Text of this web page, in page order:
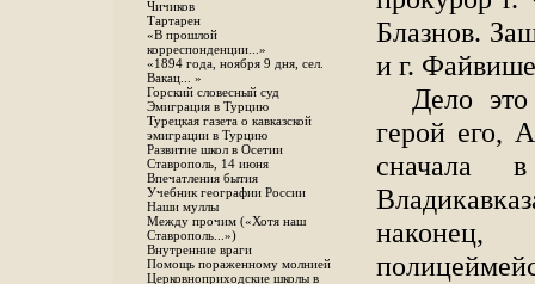
Чичиков
Тартарен
«В прошлой
корреспонденции...»
«1894 года, ноября 9 дня, сел.
Вакац... »
Горский словесный суд
Эмиграция в Турцию
Турецкая газета о кавказской
эмиграции в Турцию
Развитие школ в Осетии
Ставрополь, 14 июня
Впечатления бытия
Учебник географии России
Наши муллы
Между прочим («Хотя наш
Ставрополь...»)
Внутренние враги
Помощь пораженному молнией
Церковноприходские школы в
Блазнов.
и г.
Дело
герой его,
сначала
наконец,